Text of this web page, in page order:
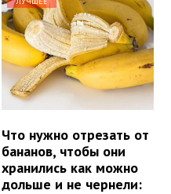
Что нужно отрезать от
бананов, чтобы они
хранились как можно
дольше и не чернели: